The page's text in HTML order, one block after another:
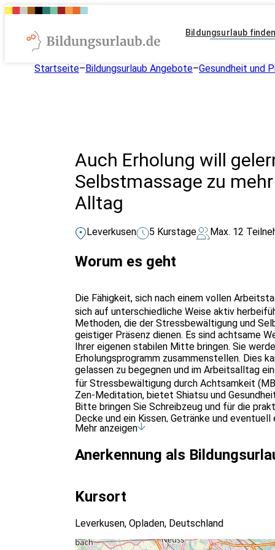
Bildungsurlaub finden
Startseite–Bildungsurlaub Angebote–Gesundheit und
Auch Erholung will
Selbstmassage zu
Alltag
Leverkusen 5 Kurstage Max. 12
Worum es geht
Die Fähigkeit, sich nach einem vollen
sich auf unterschiedliche Weise aktiv
Methoden, die der Stressbewältigung und
geistiger Präsenz dienen. Es sind achtsame
Ihrer eigenen stabilen Mitte bringen. Sie
Erholungsprogramm zusammenstellen. Dies
gelassen zu begegnen und im Arbeitsalltag
für Stressbewältigung durch Achtsamkeit
Zen-Meditation, bietet Shiatsu und
Bitte bringen Sie Schreibzeug und für die
Decke und ein Kissen, Getränke und
saubere Hallenschuhe mit heller Sohle.
Mehr anzeigen
Anerkennung als
Kursort
Leverkusen, Opladen, Deutschland